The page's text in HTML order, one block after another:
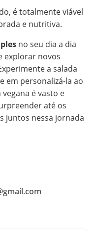
é totalmente viável
e nutritiva.
no seu dia a dia
explorar novos
a salada
em personalizá-la ao
é vasto e
até os
juntos nessa jornada